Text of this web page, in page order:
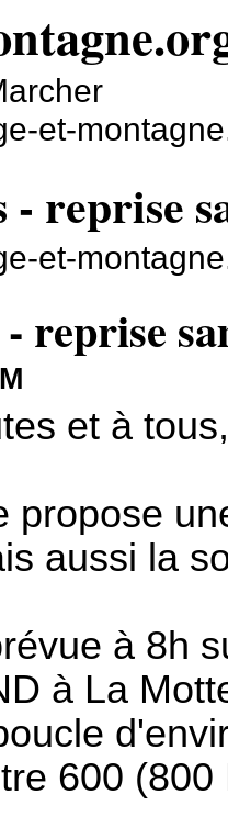
et-
- reprise
et-
reprise
et à
propose
aussi la
à 8h
à La
600 (800